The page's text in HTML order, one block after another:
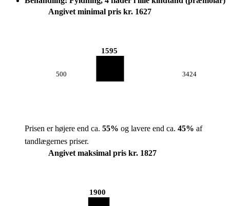
Angivet minimal pris kr. 1627
500
1595
3424
Prisen er højere end ca. 55% og lavere end ca. 45% af
tandlægernes priser.
Angivet maksimal pris kr. 1827
1900